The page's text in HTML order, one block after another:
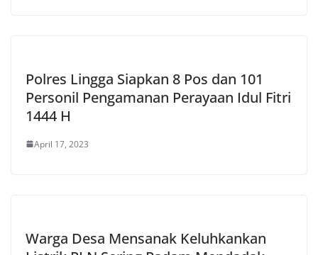
Polres Lingga Siapkan 8 Pos dan 101
Personil Pengamanan Perayaan Idul Fitri
1444 H
April 17, 2023
Warga Desa Mensanak Keluhkankan